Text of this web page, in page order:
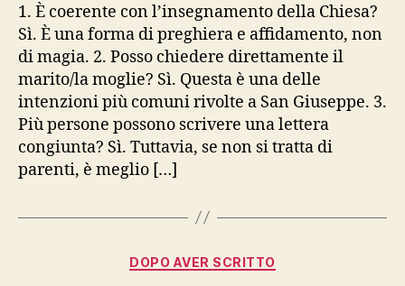
1. È coerente con l’insegnamento della Chiesa?
Sì. È una forma di preghiera e affidamento, non
di magia. 2. Posso chiedere direttamente il
marito/la moglie? Sì. Questa è una delle
intenzioni più comuni rivolte a San Giuseppe. 3.
Più persone possono scrivere una lettera
congiunta? Sì. Tuttavia, se non si tratta di
parenti, è meglio […]
Categorie
DOPO AVER SCRITTO